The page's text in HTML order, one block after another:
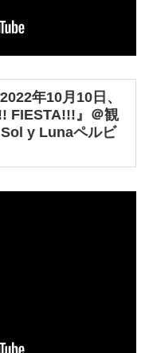
年10月10日、
FIESTA!!!』＠観
y Lunaペルビ